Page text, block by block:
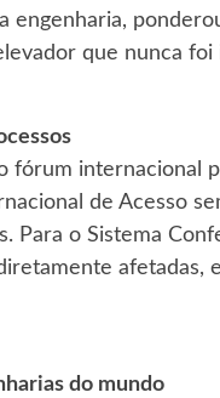
engenharia,
que nunca foi
fórum internacional
de Acesso
Para o Sistema
afetadas,
do mundo